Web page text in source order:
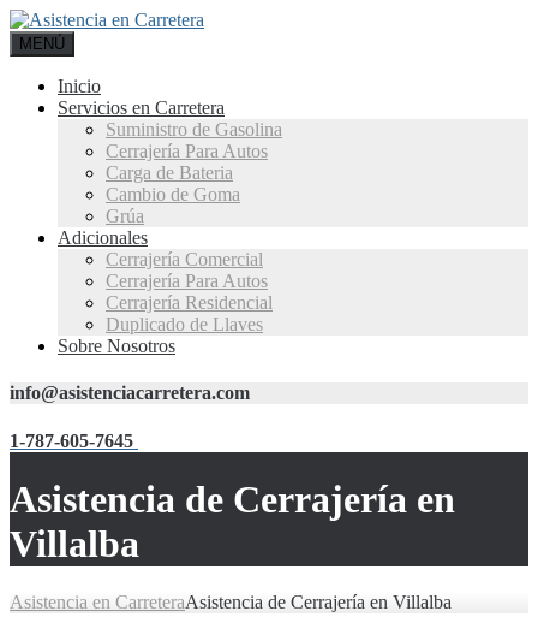
MENÚ
Inicio
Servicios en Carretera
Suministro de Gasolina
Cerrajería Para Autos
Carga de Bateria
Cambio de Goma
Grúa
Adicionales
Cerrajería Comercial
Cerrajería Para Autos
Cerrajería Residencial
Duplicado de Llaves
Sobre Nosotros
info@asistenciacarretera.com
1-787-605-7645
Asistencia de Cerrajería en
Villalba
Asistencia en CarreteraAsistencia de Cerrajería en Villalba